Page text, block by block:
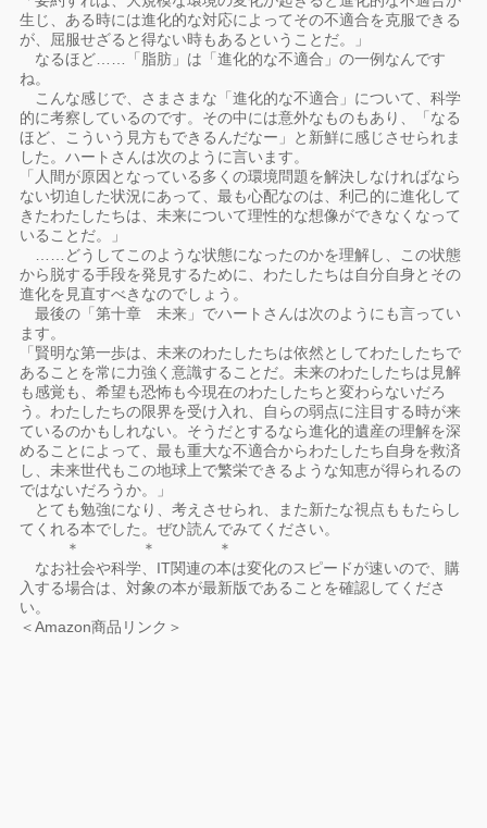
生じ、ある時には進化的な対応によってその不適合を克服できる
が、屈服せざると得ない時もあるということだ。」
なるほど……「脂肪」は「進化的な不適合」の一例なんです
ね。
こんな感じで、さまさまな「進化的な不適合」について、科学
的に考察しているのです。その中には意外なものもあり、「なる
ほど、こういう見方もできるんだなー」と新鮮に感じさせられま
した。ハートさんは次のように言います。
「人間が原因となっている多くの環境問題を解決しなければなら
ない切迫した状況にあって、最も心配なのは、利己的に進化して
きたわたしたちは、未来について理性的な想像ができなくなって
いることだ。」
……どうしてこのような状態になったのかを理解し、この状態
から脱する手段を発見するために、わたしたちは自分自身とその
進化を見直すべきなのでしょう。
最後の「第十章 未来」でハートさんは次のようにも言ってい
ます。
「賢明な第一歩は、未来のわたしたちは依然としてわたしたちで
あることを常に力強く意識することだ。未来のわたしたちは見解
も感覚も、希望も恐怖も今現在のわたしたちと変わらないだろ
う。わたしたちの限界を受け入れ、自らの弱点に注目する時が来
ているのかもしれない。そうだとするなら進化的遺産の理解を深
めることによって、最も重大な不適合からわたしたち自身を救済
し、未来世代もこの地球上で繁栄できるような知恵が得られるの
ではないだろうか。」
とても勉強になり、考えさせられ、また新たな視点ももたらし
てくれる本でした。ぜひ読んでみてください。
＊ ＊ ＊
なお社会や科学、IT関連の本は変化のスピードが速いので、購
入する場合は、対象の本が最新版であることを確認してくださ
い。
＜Amazon商品リンク＞